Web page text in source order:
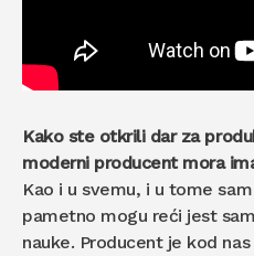
Kako ste otkrili dar za
moderni producent mora
Kao i u svemu, i u tome
pametno mogu reći jest
nauke. Producent je kod